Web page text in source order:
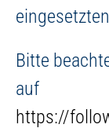
Bitte
auf
https://